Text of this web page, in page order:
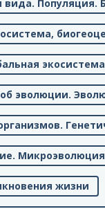
вида. Популяция.
экосистема
эволюции.
Микроэволюция
жизни